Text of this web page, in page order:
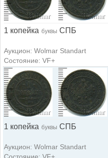
1 копейка буквы СПБ
Аукцион: Wolmar Standart
Состояние: VF+
1 копейка буквы СПБ
Аукцион: Wolmar Standart
Состояние: VF+